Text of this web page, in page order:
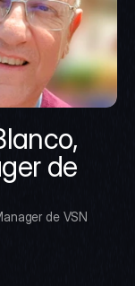
de
de VSN